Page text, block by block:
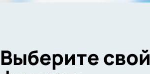
Выберите